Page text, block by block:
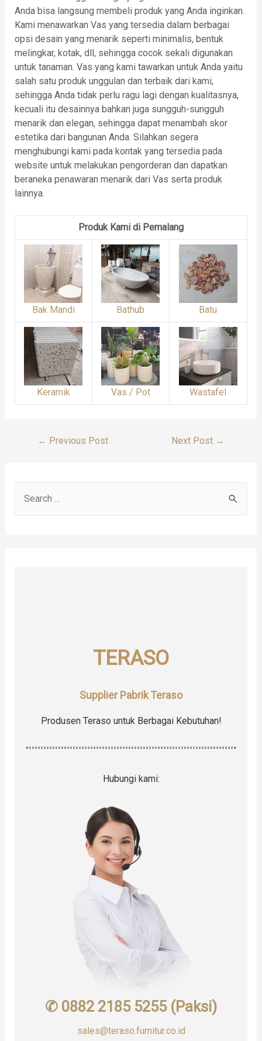
Anda bisa langsung membeli produk yang Anda inginkan.
Kami menawarkan Vas yang tersedia dalam berbagai
opsi desain yang menarik seperti minimalis, bentuk
melingkar, kotak, dll, sehingga cocok sekali digunakan
untuk tanaman. Vas yang kami tawarkan untuk Anda yaitu
salah satu produk unggulan dan terbaik dari kami,
sehingga Anda tidak perlu ragu lagi dengan kualitasnya,
kecuali itu desainnya bahkan juga sungguh-sungguh
menarik dan elegan, sehingga dapat menambah skor
estetika dari bangunan Anda. Silahkan segera
menghubungi kami pada kontak yang tersedia pada
website untuk melakukan pengorderan dan dapatkan
beraneka penawaran menarik dari Vas serta produk
lainnya.
Produk Kami di Pemalang
Bak Mandi Bathub Batu
Keramik Vas / Pot Wastafel
Post
← Previous Post Next Post →
TERASO
Supplier Pabrik Teraso
Produsen Teraso untuk Berbagai Kebutuhan!
Hubungi kami:
✆ 0882 2185 5255 (Paksi)
sales@teraso.furnitur.co.id